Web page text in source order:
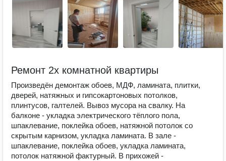
Ремонт 2х комнатной квартиры
Произведён демонтаж обоев, МДФ, ламината, плитки,
дверей, натяжных и гипсокартоновых потолков,
плинтусов, галтелей. Вывоз мусора на свалку. На
балконе - укладка электрического тёплого пола,
шпаклевание, поклейка обоев, натяжной потолок со
скрытым карнизом, укладка ламината. В зале -
шпаклевание, поклейка обоев, укладка ламината,
потолок натяжной фактурный. В прихожей -